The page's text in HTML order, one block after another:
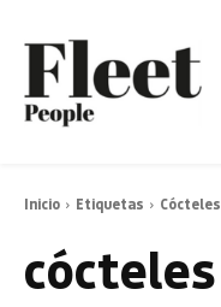
Inicio Etiquetas Cócteles
cócteles